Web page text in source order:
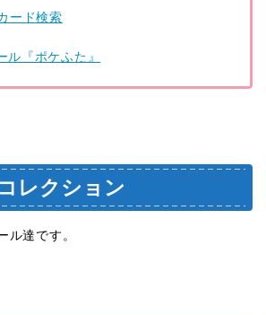
ード検索
ル『ポケふた』
レクション
ル達です。